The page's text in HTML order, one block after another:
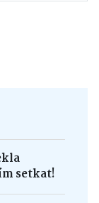
setkat!